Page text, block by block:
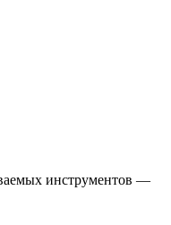
инструментов —